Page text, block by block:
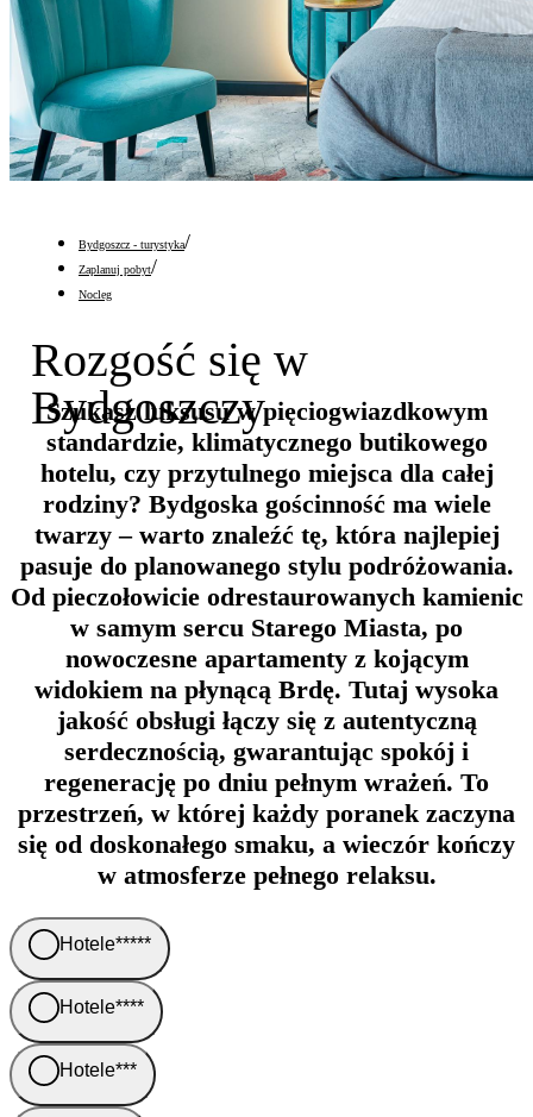
Bydgoszcz - turystyka/
Zaplanuj pobyt/
Nocleg
Rozgość się w
Bydgoszczy
Szukasz luksusu w pięciogwiazdkowym
standardzie, klimatycznego butikowego
hotelu, czy przytulnego miejsca dla całej
rodziny? Bydgoska gościnność ma wiele
twarzy – warto znaleźć tę, która najlepiej
pasuje do planowanego stylu podróżowania.
Od pieczołowicie odrestaurowanych kamienic
w samym sercu Starego Miasta, po
nowoczesne apartamenty z kojącym
widokiem na płynącą Brdę. Tutaj wysoka
jakość obsługi łączy się z autentyczną
serdecznością, gwarantując spokój i
regenerację po dniu pełnym wrażeń. To
przestrzeń, w której każdy poranek zaczyna
się od doskonałego smaku, a wieczór kończy
w atmosferze pełnego relaksu.
Hotele*****
Hotele****
Hotele***